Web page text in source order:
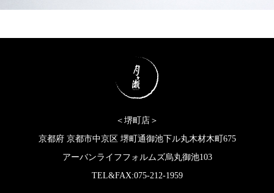
＜堺町店＞
京都府 京都市中京区 堺町通御池下ル丸木材木町675
アーバンライフフォルムズ烏丸御池103
TEL&FAX:075-212-1959